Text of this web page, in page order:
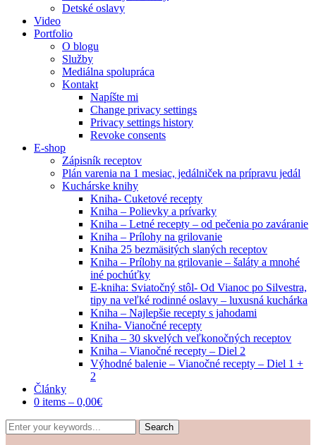
Detské oslavy
Video
Portfolio
O blogu
Služby
Mediálna spolupráca
Kontakt
Napíšte mi
Change privacy settings
Privacy settings history
Revoke consents
E-shop
Zápisník receptov
Plán varenia na 1 mesiac, jedálniček na prípravu jedál
Kuchárske knihy
Kniha- Cuketové recepty
Kniha – Polievky a prívarky
Kniha – Letné recepty – od pečenia po zaváranie
Kniha – Prílohy na grilovanie
Kniha 25 bezmäsitých slaných receptov
Kniha – Prílohy na grilovanie – šaláty a mnohé
iné pochúťky
E-kniha: Sviatočný stôl- Od Vianoc po Silvestra,
tipy na veľké rodinné oslavy – luxusná kuchárka
Kniha – Najlepšie recepty s jahodami
Kniha- Vianočné recepty
Kniha – 30 skvelých veľkonočných receptov
Kniha – Vianočné recepty – Diel 2
Výhodné balenie – Vianočné recepty – Diel 1 +
2
Články
0 items – 0,00€